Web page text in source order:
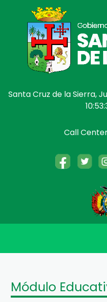
Santa Cruz de la Sierra,
Call
Módulo